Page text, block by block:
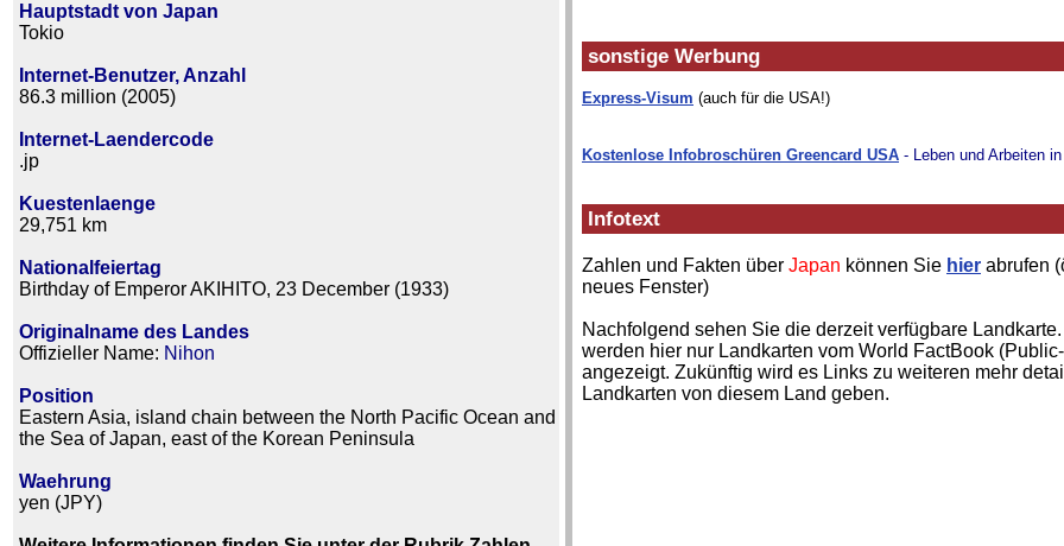
Hauptstadt von Japan
Tokio
Internet-Benutzer, Anzahl
86.3 million (2005)
Internet-Laendercode
.jp
Kuestenlaenge
29,751 km
Nationalfeiertag
Birthday of Emperor AKIHITO, 23 December (1933)
Originalname des Landes
Offizieller Name: Nihon
Position
Eastern Asia, island chain between the North Pacific Ocean and
the Sea of Japan, east of the Korean Peninsula
Waehrung
yen (JPY)
sonstige Werbung
Express-Visum (auch für die USA!)
Kostenlose Infobroschüren Greencard USA - Leben und Arbeiten
Infotext
Zahlen und Fakten über Japan können Sie hier abrufen
neues Fenster)
Nachfolgend sehen Sie die derzeit verfügbare
werden hier nur Landkarten vom World FactBook
angezeigt. Zukünftig wird es Links zu weiteren mehr
Landkarten von diesem Land geben.